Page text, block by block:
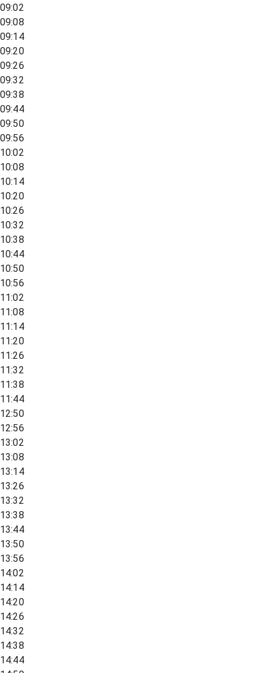
09:02
09:08
09:14
09:20
09:26
09:32
09:38
09:44
09:50
09:56
10:02
10:08
10:14
10:20
10:26
10:32
10:38
10:44
10:50
10:56
11:02
11:08
11:14
11:20
11:26
11:32
11:38
11:44
12:50
12:56
13:02
13:08
13:14
13:26
13:32
13:38
13:44
13:50
13:56
14:02
14:14
14:20
14:26
14:32
14:38
14:44